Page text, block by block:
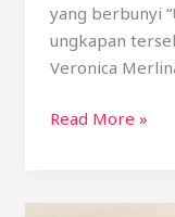
yang berbunyi
ungkapan
Veronica
Read More »